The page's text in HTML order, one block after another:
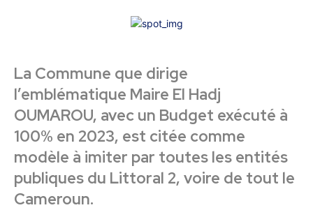
La Commune que dirige
l’emblématique Maire El Hadj
OUMAROU, avec un Budget exécuté à
100% en 2023, est citée comme
modèle à imiter par toutes les entités
publiques du Littoral 2, voire de tout le
Cameroun.